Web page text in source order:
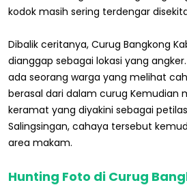
kodok masih sering terdengar
Dibalik ceritanya, Curug Bangkong
dianggap sebagai lokasi yang
ada seorang warga yang melihat
berasal dari dalam curug Kemudian
keramat yang diyakini sebagai
Salingsingan, cahaya tersebut
area makam.
Hunting Foto di Curug